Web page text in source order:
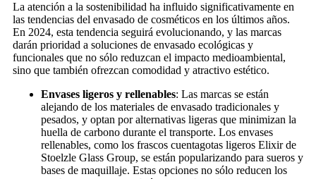
La atención a la sostenibilidad ha influido significativamente en
las tendencias del envasado de cosméticos en los últimos años.
En 2024, esta tendencia seguirá evolucionando, y las marcas
darán prioridad a soluciones de envasado ecológicas y
funcionales que no sólo reduzcan el impacto medioambiental,
sino que también ofrezcan comodidad y atractivo estético.
Envases ligeros y rellenables: Las marcas se están
alejando de los materiales de envasado tradicionales y
pesados, y optan por alternativas ligeras que minimizan la
huella de carbono durante el transporte. Los envases
rellenables, como los frascos cuentagotas ligeros Elixir de
Stoelzle Glass Group, se están popularizando para sueros y
bases de maquillaje. Estas opciones no sólo reducen los